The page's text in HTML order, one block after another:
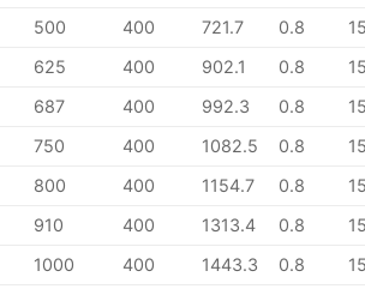
500 400 721.7 0.8
625 400 902.1 0.8
687 400 992.3 0.8
750 400 1082.5 0.8
800 400 1154.7 0.8
910 400 1313.4 0.8
1000 400 1443.3 0.8